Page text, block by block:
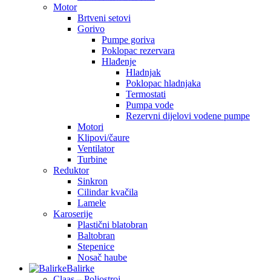
Motor
Brtveni setovi
Gorivo
Pumpe goriva
Poklopac rezervara
Hlađenje
Hladnjak
Poklopac hladnjaka
Termostati
Pumpa vode
Rezervni dijelovi vodene pumpe
Motori
Klipovi/čaure
Ventilator
Turbine
Reduktor
Sinkron
Cilindar kvačila
Lamele
Karoserije
Plastični blatobran
Baltobran
Stepenice
Nosač haube
Balirke